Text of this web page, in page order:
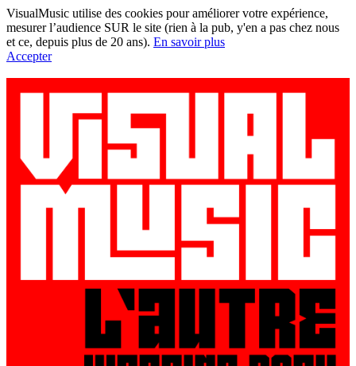
VisualMusic utilise des cookies pour améliorer votre expérience,
mesurer l’audience SUR le site (rien à la pub, y'en a pas chez nous
et ce, depuis plus de 20 ans). En savoir plus
Accepter